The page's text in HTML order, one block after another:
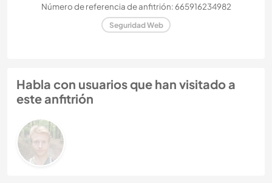
Número de referencia de anfitrión: 665916234982
Seguridad Web
Habla con usuarios que han visitado a
este anfitrión